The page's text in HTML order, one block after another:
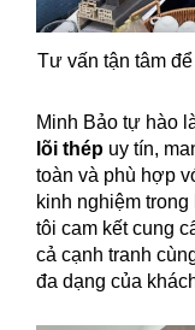
Tư vấn tận tâm
Minh Bảo tự hào
lõi thép uy tín,
toàn và phù hợp
kinh nghiệm
tôi cam kết cung
cả cạnh tranh
đa dạng của